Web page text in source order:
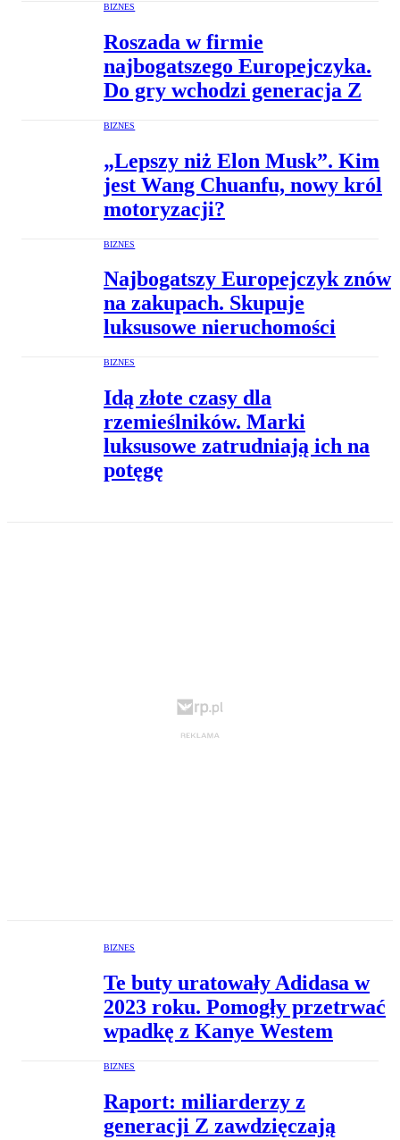
BIZNES
Roszada w firmie
najbogatszego Europejczyka.
Do gry wchodzi generacja Z
BIZNES
„Lepszy niż Elon Musk”. Kim
jest Wang Chuanfu, nowy król
motoryzacji?
BIZNES
Najbogatszy Europejczyk znów
na zakupach. Skupuje
luksusowe nieruchomości
BIZNES
Idą złote czasy dla
rzemieślników. Marki
luksusowe zatrudniają ich na
potęgę
BIZNES
Te buty uratowały Adidasa w
2023 roku. Pomogły przetrwać
wpadkę z Kanye Westem
BIZNES
Raport: miliarderzy z
generacji Z zawdzięczają